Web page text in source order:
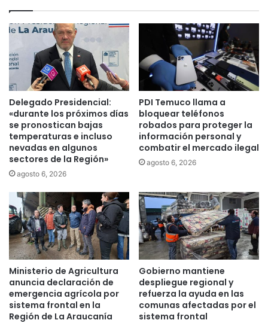
p
r
o
e
c
t
e
I
l
u
m
a
c
i
ó
n
F
o
t
o
a
p
r
y
c
t
o
p
a
r
a
f
i
l
i
t
a
r
c
o
b
Delegado Presidencial:
«durante los próximos días
se pronostican bajas
temperaturas e incluso
nevadas en algunos
sectores de la Región»
agosto 6, 2026
PDI Temuco llama a
bloquear teléfonos
robados para proteger la
información personal y
combatir el mercado ilegal
agosto 6, 2026
Ministerio de Agricultura
anuncia declaración de
emergencia agrícola por
sistema frontal en la
Región de La Araucanía
Gobierno mantiene
despliegue regional y
refuerza la ayuda en las
comunas afectadas por el
sistema frontal